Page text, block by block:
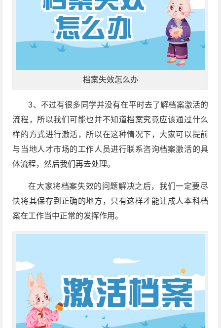
档案失效怎么办
3、不过有很多同学并没有在平时去了解档案激活的
流程，所以我们可能也并不知道档案究竟应该通过什么
样的方式进行激活，所以在这种情况下，大家可以提前
与当地人才市场的工作人员进行联系咨询档案激活的具
体流程，然后我们再去处理。
在大家将档案失效的问题解决之后，我们一定要尽
快将其保存到正确的地方，只有这样才能让成人本科档
案在工作当中正常的发挥作用。